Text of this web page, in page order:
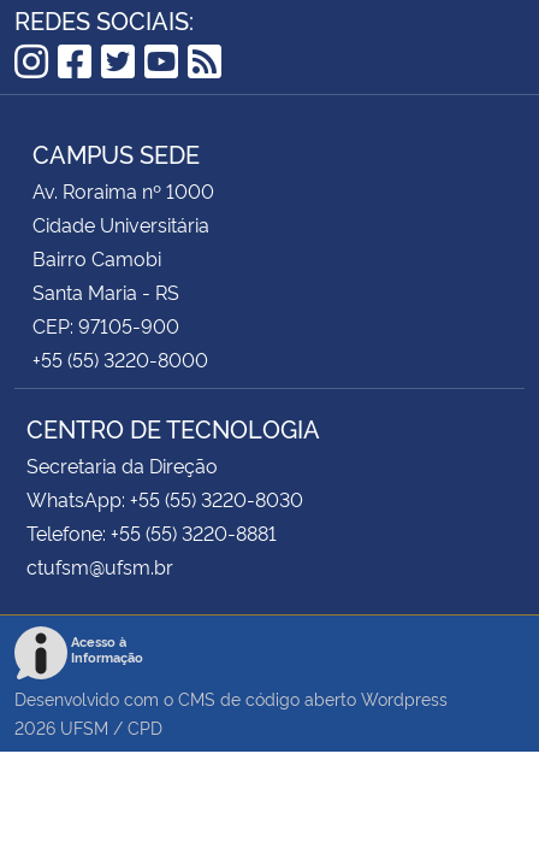
REDES SOCIAIS:
Instagram
Facebook
Twitter
YouTube
RSS
CAMPUS SEDE
Av. Roraima nº 1000
Cidade Universitária
Bairro Camobi
Santa Maria - RS
CEP: 97105-900
+55 (55) 3220-8000
CENTRO DE TECNOLOGIA
Secretaria da Direção
WhatsApp: +55 (55) 3220-8030
Telefone: +55 (55) 3220-8881
ctufsm@ufsm.br
Acesso à
Informação
Desenvolvido com o CMS de código aberto Wordpress
2026 UFSM / CPD